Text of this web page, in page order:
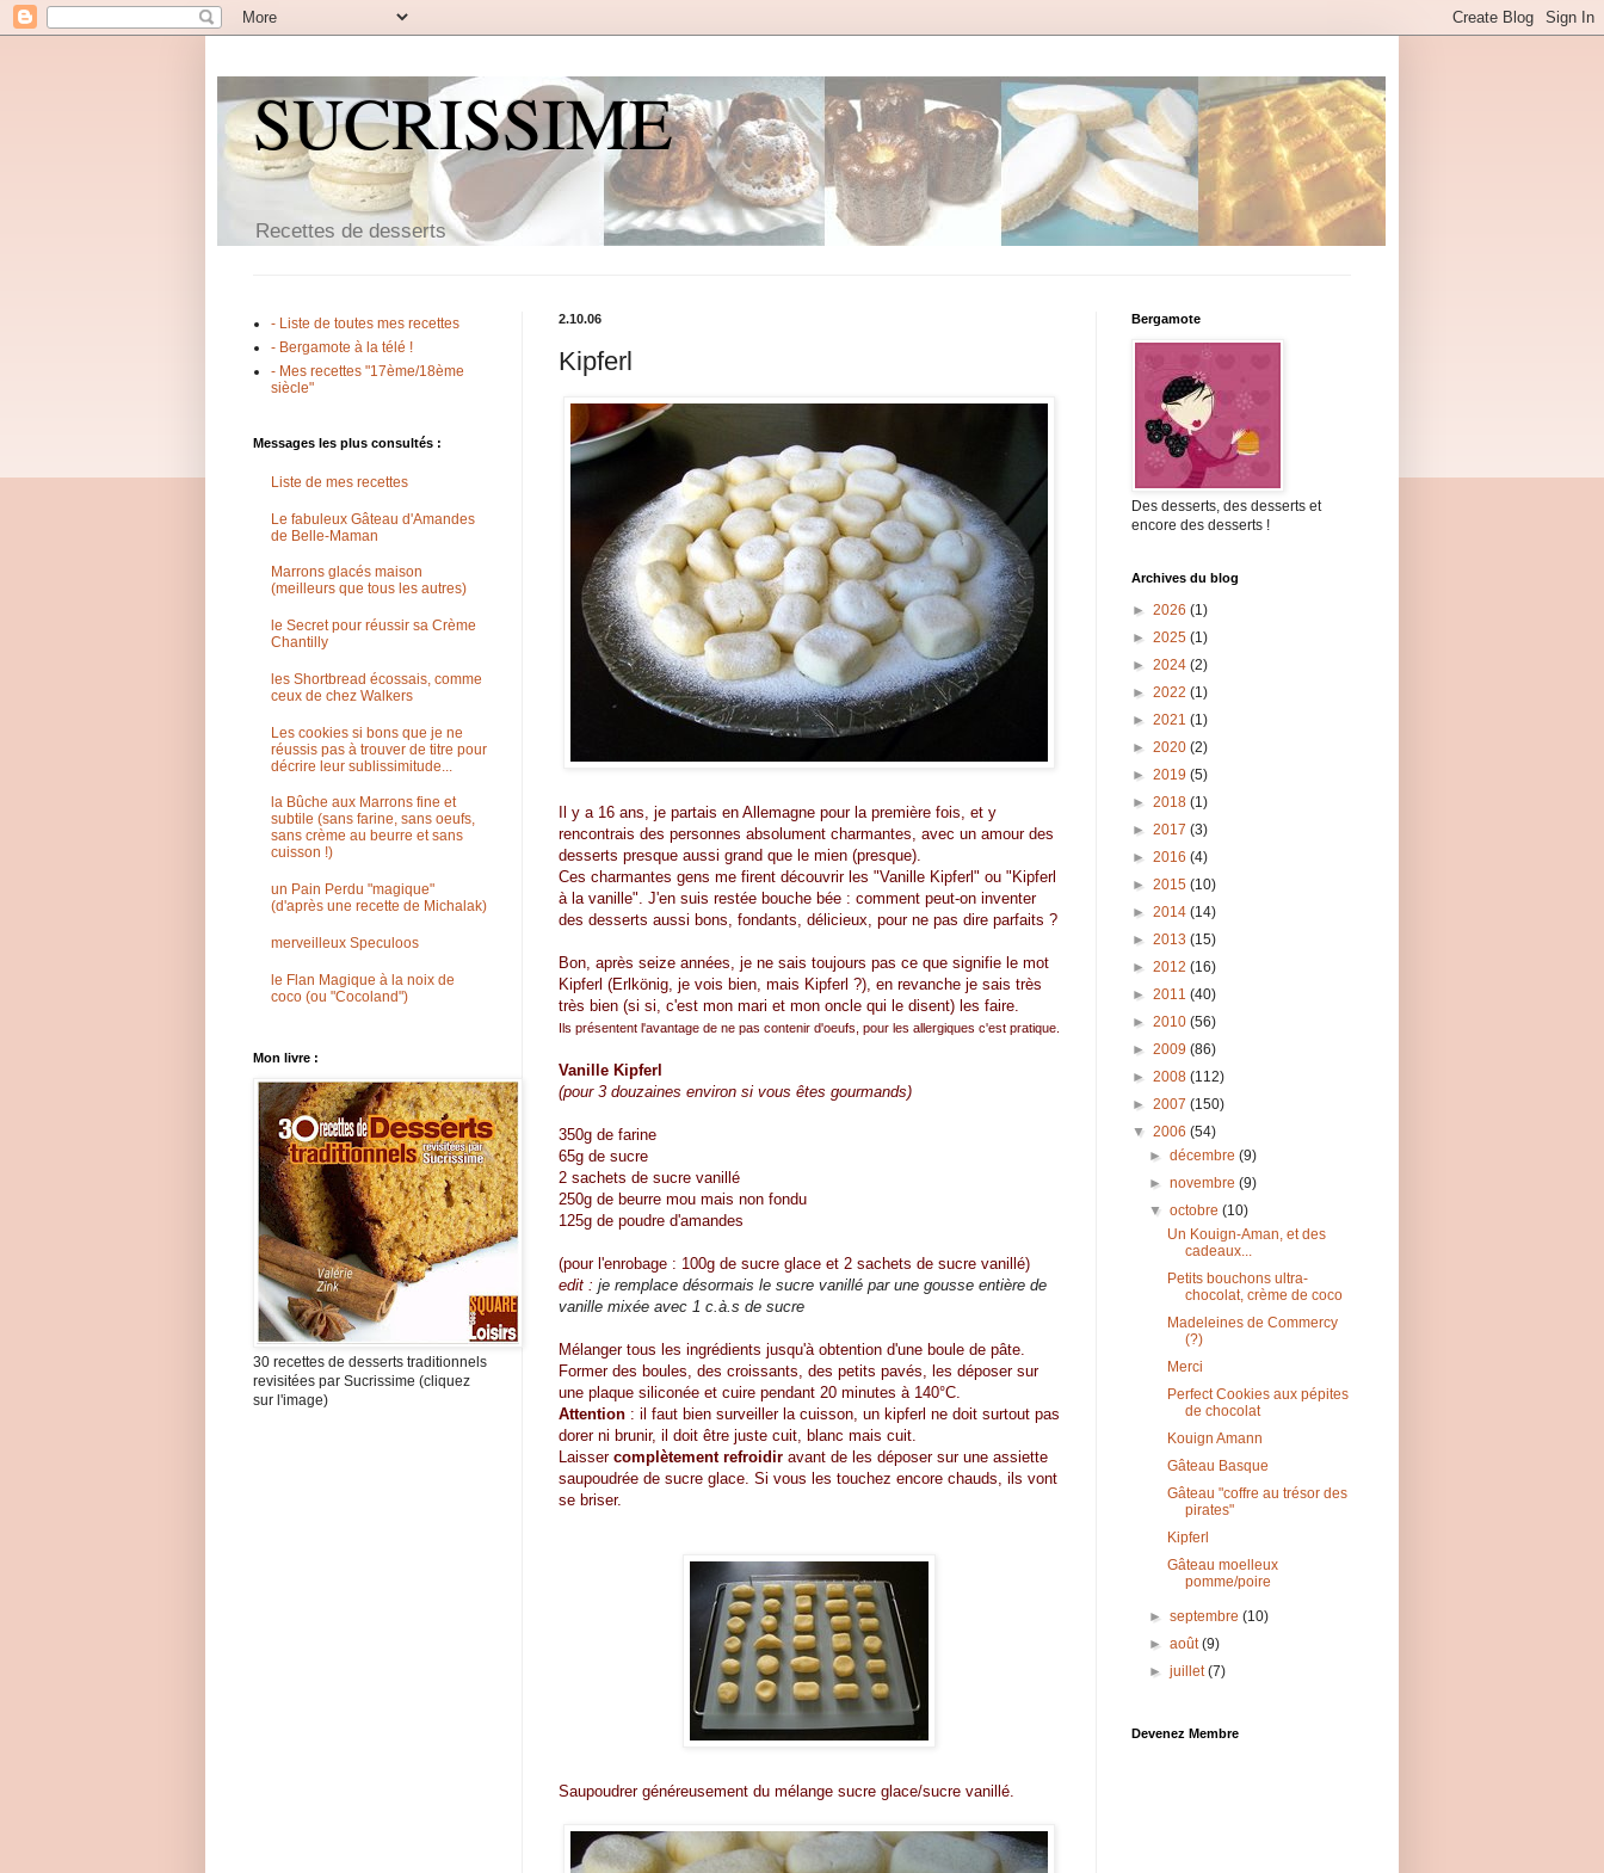
SUCRISSIME
Recettes de desserts
2.10.06
Kipferl
Il y a 16 ans, je partais en Allemagne pour la première fois, et y
rencontrais des personnes absolument charmantes, avec un amour des
desserts presque aussi grand que le mien (presque).
Ces charmantes gens me firent découvrir les "Vanille Kipferl" ou "Kipferl
à la vanille". J'en suis restée bouche bée : comment peut-on inventer
des desserts aussi bons, fondants, délicieux, pour ne pas dire parfaits ?
Bon, après seize années, je ne sais toujours pas ce que signifie le mot
Kipferl (Erlkönig, je vois bien, mais Kipferl ?), en revanche je sais très
très bien (si si, c'est mon mari et mon oncle qui le disent) les faire.
Ils présentent l'avantage de ne pas contenir d'oeufs, pour les allergiques c'est pratique.
Vanille Kipferl
(pour 3 douzaines environ si vous êtes gourmands)
350g de farine
65g de sucre
2 sachets de sucre vanillé
250g de beurre mou mais non fondu
125g de poudre d'amandes
(pour l'enrobage : 100g de sucre glace et 2 sachets de sucre vanillé)
edit : je remplace désormais le sucre vanillé par une gousse entière de
vanille mixée avec 1 c.à.s de sucre
Mélanger tous les ingrédients jusqu'à obtention d'une boule de pâte.
Former des boules, des croissants, des petits pavés, les déposer sur
une plaque siliconée et cuire pendant 20 minutes à 140°C.
Attention : il faut bien surveiller la cuisson, un kipferl ne doit surtout pas
dorer ni brunir, il doit être juste cuit, blanc mais cuit.
Laisser complètement refroidir avant de les déposer sur une assiette
saupoudrée de sucre glace. Si vous les touchez encore chauds, ils vont
se briser.
Saupoudrer généreusement du mélange sucre glace/sucre vanillé.
- Liste de toutes mes recettes
- Bergamote à la télé !
- Mes recettes "17ème/18ème
siècle"
Messages les plus consultés :
Liste de mes recettes
Le fabuleux Gâteau d'Amandes
de Belle-Maman
Marrons glacés maison
(meilleurs que tous les autres)
le Secret pour réussir sa Crème
Chantilly
les Shortbread écossais, comme
ceux de chez Walkers
Les cookies si bons que je ne
réussis pas à trouver de titre pour
décrire leur sublissimitude...
la Bûche aux Marrons fine et
subtile (sans farine, sans oeufs,
sans crème au beurre et sans
cuisson !)
un Pain Perdu "magique"
(d'après une recette de Michalak)
merveilleux Speculoos
le Flan Magique à la noix de
coco (ou "Cocoland")
Mon livre :
30 recettes de desserts traditionnels
revisitées par Sucrissime (cliquez
sur l'image)
Bergamote
Des desserts, des desserts et
encore des desserts !
Archives du blog
► 2026 (1)
► 2025 (1)
► 2024 (2)
► 2022 (1)
► 2021 (1)
► 2020 (2)
► 2019 (5)
► 2018 (1)
► 2017 (3)
► 2016 (4)
► 2015 (10)
► 2014 (14)
► 2013 (15)
► 2012 (16)
► 2011 (40)
► 2010 (56)
► 2009 (86)
► 2008 (112)
► 2007 (150)
▼ 2006 (54)
►décembre(9)
►novembre(9)
▼octobre(10)
Un Kouign-Aman, et des
cadeaux...
Petits bouchons ultra-
chocolat, crème de coco
Madeleines de Commercy
(?)
Merci
Perfect Cookies aux pépites
de chocolat
Kouign Amann
Gâteau Basque
Gâteau "coffre au trésor des
pirates"
Kipferl
Gâteau moelleux
pomme/poire
►septembre(10)
►août(9)
►juillet(7)
Devenez Membre